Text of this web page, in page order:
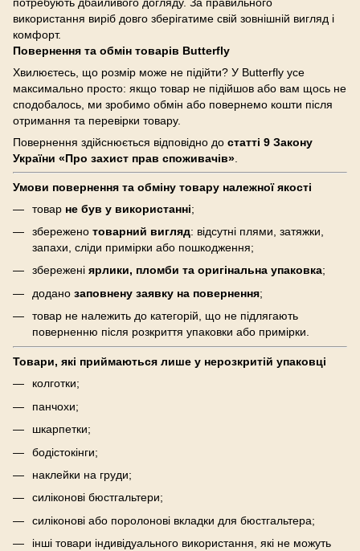
використання виріб довго зберігатиме свій зовнішній вигляд і
комфорт.
Повернення та обмін товарів Butterfly
Хвилюєтесь, що розмір може не підійти? У Butterfly усе
максимально просто: якщо товар не підійшов або вам щось не
сподобалось, ми зробимо обмін або повернемо кошти після
отримання та перевірки товару.
Повернення здійснюється відповідно до статті 9 Закону
України «Про захист прав споживачів»
Умови повернення та обміну товару належної якості
товар не був у використанні;
збережено товарний вигляд: відсутні плями, затяжки,
запахи, сліди примірки або пошкодження;
збережені ярлики, пломби та оригінальна упаковка;
додано заповнену заявку на повернення;
товар не належить до категорій, що не підлягають
поверненню після розкриття упаковки або примірки.
Товари, які приймаються лише у нерозкритій упаковці
колготки;
панчохи;
шкарпетки;
бодістокінги;
наклейки на груди;
силіконові бюстгальтери;
силіконові або поролонові вкладки для бюстгальтера;
інші товари індивідуального використання, які не можуть